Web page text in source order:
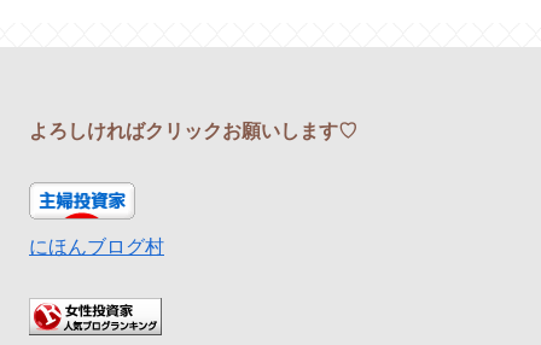
よろしければクリックお願いします♡
にほんブログ村